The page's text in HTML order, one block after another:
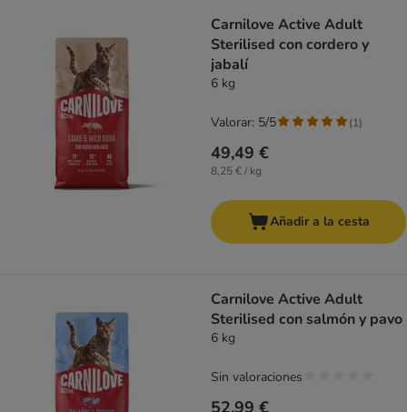
Carnilove Active Adult
Sterilised con cordero y
jabalí
6 kg
49,49 €
8,25 € / kg
Valorar: 5/5 (1)
Añadir a la cesta
Carnilove Active Adult
Sterilised con salmón y pavo
6 kg
52,99 €
Sin valoraciones